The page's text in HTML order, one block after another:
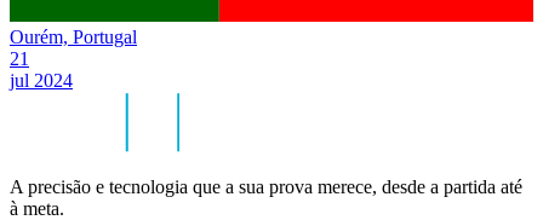
Ourém, Portugal
21
jul 2024
A precisão e tecnologia que a sua prova merece, desde a partida até
à meta.